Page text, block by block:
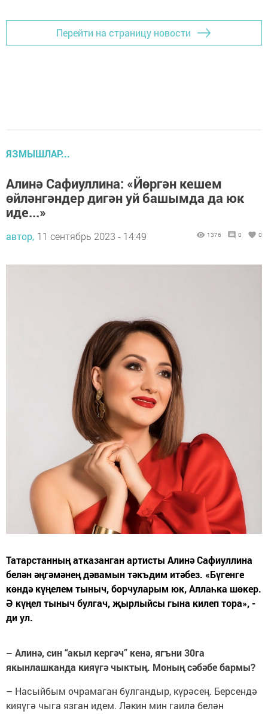
Перейти на страницу новости
ЯЗМЫШЛАР...
Алинә Сафиуллина: «Йөргән кешем
өйләнгәндер дигән уй башымда да юк
иде...»
автор, 11 сентябрь 2023 - 14:49 1376 0 0
Татарстанның атказанган артисты Алинә Сафиуллина
белән әңгәмәнең дәвамын тәкъдим итәбез. «Бүгенге
көндә күңелем тыныч, борчуларым юк, Аллаһка шөкер.
Ә күңел тыныч булгач, җырлыйсы гына килеп тора», -
ди ул.
– Алинә, син “акыл кергәч” кенә, ягъни 30га
якынлашканда кияүгә чыктың. Моның сәбәбе бармы?
– Насыйбым очрамаган булгандыр, күрәсең. Берсендә
кияүгә чыга язган идем. Ләкин мин гаилә белән